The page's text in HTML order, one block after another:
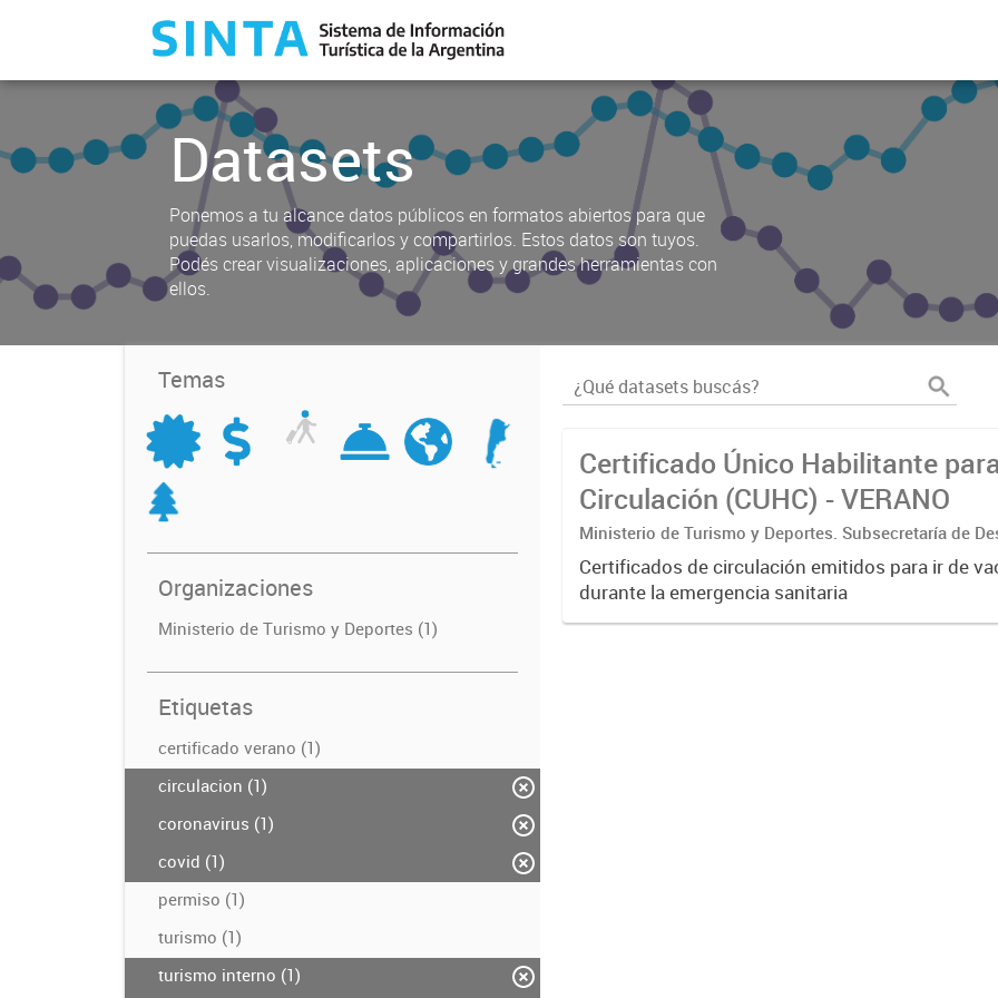
Datasets
Ponemos a tu alcance datos públicos en formatos abiertos para que
puedas usarlos, modificarlos y compartirlos. Estos datos son tuyos.
Podés crear visualizaciones, aplicaciones y grandes herramientas con
ellos.
Temas
Organizaciones
Ministerio de Turismo y Deportes (1)
Etiquetas
certificado verano (1)
circulacion (1)
coronavirus (1)
covid (1)
permiso (1)
turismo (1)
turismo interno (1)
Certificado Único Habilitante
Circulación (CUHC) - VERANO
Ministerio de Turismo y Deportes. Subsecretaría de
Estratégico. Dirección Nacional de Mercados y
Certificados de circulación emitidos para ir de
durante la emergencia sanitaria